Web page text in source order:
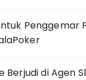
Penggemar
Berjudi di Agen